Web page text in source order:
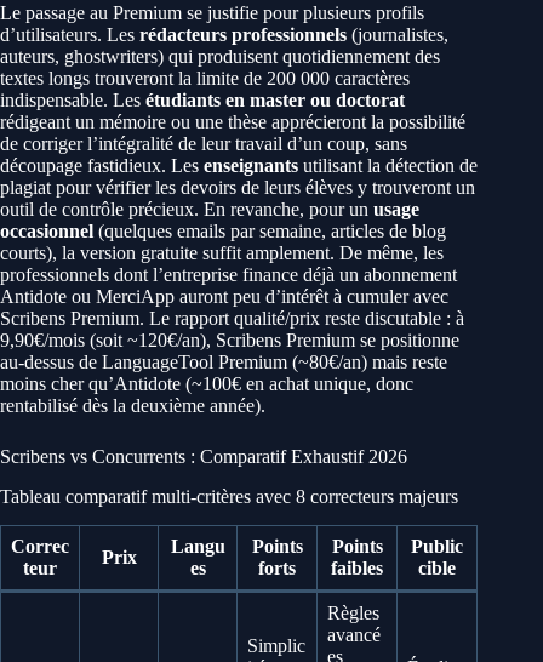
Le passage au Premium se justifie pour plusieurs profils
d’utilisateurs. Les rédacteurs professionnels (journalistes,
auteurs, ghostwriters) qui produisent quotidiennement des
textes longs trouveront la limite de 200 000 caractères
indispensable. Les étudiants en master ou doctorat
rédigeant un mémoire ou une thèse apprécieront la possibilité
de corriger l’intégralité de leur travail d’un coup, sans
découpage fastidieux. Les enseignants utilisant la détection de
plagiat pour vérifier les devoirs de leurs élèves y trouveront un
outil de contrôle précieux. En revanche, pour un usage
occasionnel (quelques emails par semaine, articles de blog
courts), la version gratuite suffit amplement. De même, les
professionnels dont l’entreprise finance déjà un abonnement
Antidote ou MerciApp auront peu d’intérêt à cumuler avec
Scribens Premium. Le rapport qualité/prix reste discutable : à
9,90€/mois (soit ~120€/an), Scribens Premium se positionne
au-dessus de LanguageTool Premium (~80€/an) mais reste
moins cher qu’Antidote (~100€ en achat unique, donc
rentabilisé dès la deuxième année).
Scribens vs Concurrents : Comparatif Exhaustif 2026
Tableau comparatif multi-critères avec 8 correcteurs majeurs
Correc
teur
Prix
Langu
es
Points
forts
Points
faibles
Public
cible
Simplic
Règles
avancé
es